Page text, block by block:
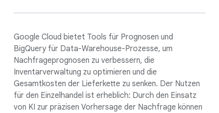
Google Cloud bietet Tools für Prognosen und
BigQuery für Data-Warehouse-Prozesse, um
Nachfrageprognosen zu verbessern, die
Inventarverwaltung zu optimieren und die
Gesamtkosten der Lieferkette zu senken. Der Nutzen
für den Einzelhandel ist erheblich: Durch den Einsatz
von KI zur präzisen Vorhersage der Nachfrage können